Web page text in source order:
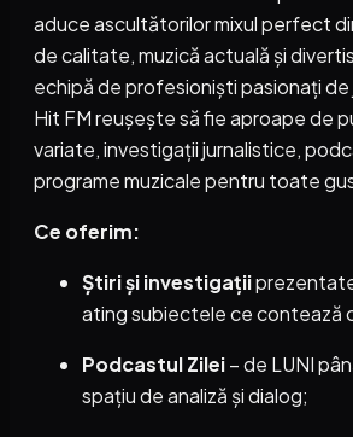
aduce ascultătorilor mixul perfect
de calitate, muzică actuală și
echipă de profesioniști pasionați de
Hit FM reușește să fie aproape de
variate, investigații jurnalistice,
programe muzicale pentru toate
Ce oferim:
Știri și investigații
ating subiectele ce contează
Podcastul Zilei– de LUNI
spațiu de analiză și dialog;